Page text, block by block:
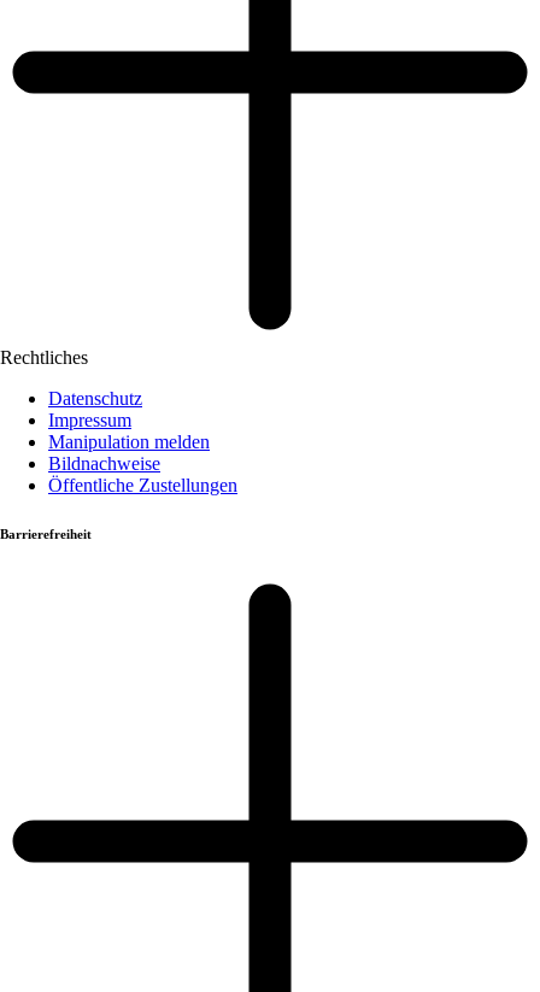
Rechtliches
Datenschutz
Impressum
Manipulation melden
Bildnachweise
Öffentliche Zustellungen
Barrierefreiheit